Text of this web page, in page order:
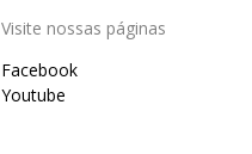
Visite nossas páginas
Facebook
Youtube